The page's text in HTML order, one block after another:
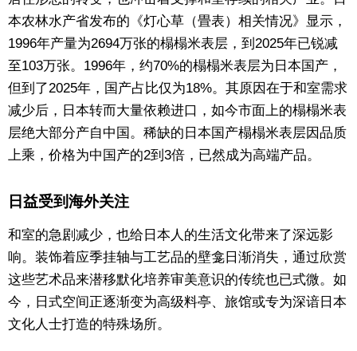
本农林水产省发布的《灯心草（畳表）相关情况》显示，
1996年产量为2694万张的榻榻米表层，到2025年已锐减
至103万张。1996年，约70%的榻榻米表层为日本国产，
但到了2025年，国产占比仅为18%。其原因在于和室需求
减少后，日本转而大量依赖进口，如今市面上的榻榻米表
层绝大部分产自中国。稀缺的日本国产榻榻米表层因品质
上乘，价格为中国产的2到3倍，已然成为高端产品。
日益受到海外关注
和室的急剧减少，也给日本人的生活文化带来了深远影
响。装饰着应季挂轴与工艺品的壁龛日渐消失，通过欣赏
这些艺术品来潜移默化培养审美意识的传统也已式微。如
今，日式空间正逐渐变为高级料亭、旅馆或专为深谙日本
文化人士打造的特殊场所。